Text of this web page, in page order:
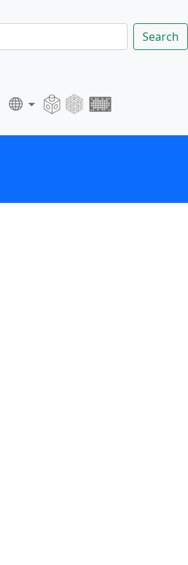
Search